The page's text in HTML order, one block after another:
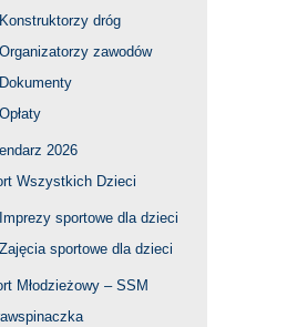
Konstruktorzy dróg
Organizatorzy zawodów
Dokumenty
Opłaty
2026
Wszystkich Dzieci
Imprezy sportowe dla dzieci
Zajęcia sportowe dla dzieci
Młodzieżowy – SSM